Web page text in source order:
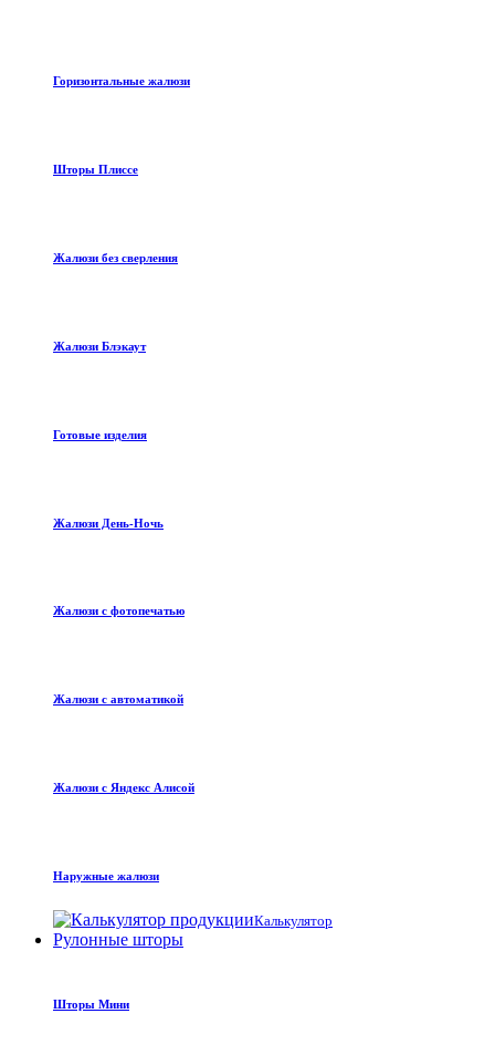
Горизонтальные жалюзи
Шторы Плиссе
Жалюзи без сверления
Жалюзи Блэкаут
Готовые изделия
Жалюзи День-Ночь
Жалюзи с фотопечатью
Жалюзи с автоматикой
Жалюзи с Яндекс Алисой
Наружные жалюзи
Калькулятор
Рулонные шторы
Шторы Мини